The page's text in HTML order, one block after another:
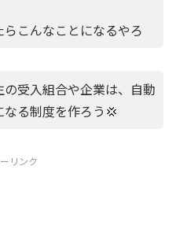
こんなことになるやろ
受入組合や企業は、自動
る制度を作ろう💢
リンク